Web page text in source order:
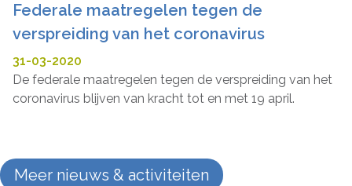
Federale maatregelen tegen de
verspreiding van het coronavirus
31-03-2020
De federale maatregelen tegen de verspreiding van het
coronavirus blijven van kracht tot en met 19 april.
Meer nieuws & activiteiten